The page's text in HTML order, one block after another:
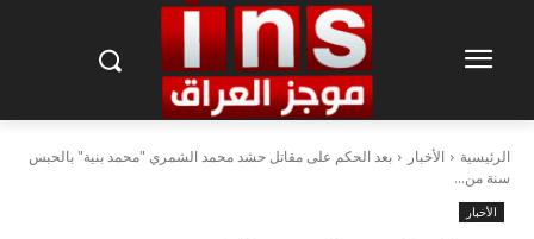
الرئيسية الأخبار
بعد الحكم على مقاتل حشد محمد الشمري "محمد بنية" بالحبس
سنة من...
الأخبار